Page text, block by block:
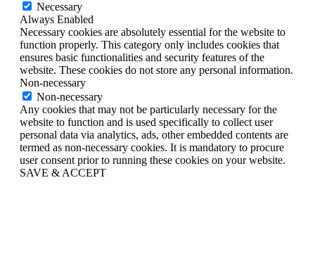
Necessary
Always Enabled
Necessary cookies are absolutely essential for the website to
function properly. This category only includes cookies that
ensures basic functionalities and security features of the
website. These cookies do not store any personal information.
Non-necessary
Non-necessary
Any cookies that may not be particularly necessary for the
website to function and is used specifically to collect user
personal data via analytics, ads, other embedded contents are
termed as non-necessary cookies. It is mandatory to procure
user consent prior to running these cookies on your website.
SAVE & ACCEPT